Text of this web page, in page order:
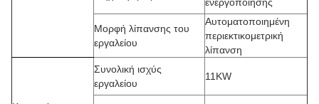
Μορφή λίπανσης του
εργαλείου
Αυτοματοποιημένη
περιεκτικομετρική
λίπανση
Συνολική ισχύς
εργαλείου
11KW